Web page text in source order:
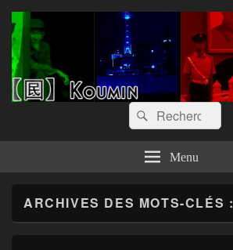
【囻】KouminRecherche :
Rechercher
Menu
ARCHIVES DES MOTS-CLÉS :